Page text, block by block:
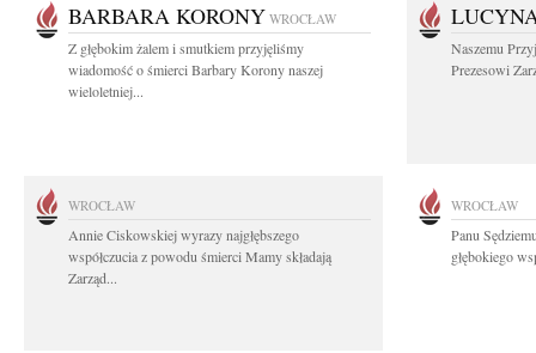
BARBARA KORONY WROCŁAW
Z głębokim żalem i smutkiem przyjęliśmy
wiadomość o śmierci Barbary Korony naszej
wieloletniej...
Naszemu
Prezesowi
WROCŁAW
Annie Ciskowskiej wyrazy najgłębszego
współczucia z powodu śmierci Mamy składają
Zarząd...
WROCŁAW
Panu
głębokiego